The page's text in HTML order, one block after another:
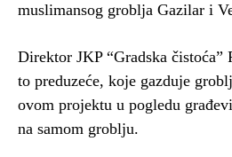
muslimansog groblja Gazilar i
Direktor JKP “Gradska čistoća”
to preduzeće, koje gazduje
ovom projektu u pogledu
na samom groblju.